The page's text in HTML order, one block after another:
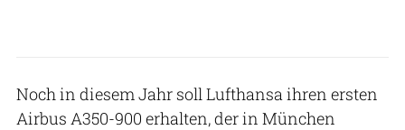
Noch in diesem Jahr soll Lufthansa ihren ersten
Airbus A350-900 erhalten, der in München